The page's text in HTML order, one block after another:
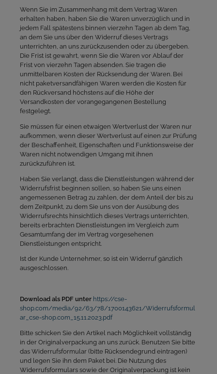
Wenn Sie im Zusammenhang mit dem Vertrag Waren
erhalten haben, haben Sie die Waren unverzüglich und in
jedem Fall spätestens binnen vierzehn Tagen ab dem Tag,
an dem Sie uns über den Widerruf dieses Vertrags
unterrichten, an uns zurückzusenden oder zu übergeben.
Die Frist ist gewahrt, wenn Sie die Waren vor Ablauf der
Frist von vierzehn Tagen absenden. Sie tragen die
unmittelbaren Kosten der Rücksendung der Waren. Bei
nicht paketversandfähigen Waren werden die Kosten für
den Rückversand höchstens auf die Höhe der
Versandkosten der vorangegangenen Bestellung
festgelegt.
Sie müssen für einen etwaigen Wertverlust der Waren nur
aufkommen, wenn dieser Wertverlust auf einen zur Prüfung
der Beschaffenheit, Eigenschaften und Funktionsweise der
Waren nicht notwendigen Umgang mit ihnen
zurückzuführen ist.
Haben Sie verlangt, dass die Dienstleistungen während der
Widerrufsfrist beginnen sollen, so haben Sie uns einen
angemessenen Betrag zu zahlen, der dem Anteil der bis zu
dem Zeitpunkt, zu dem Sie uns von der Ausübung des
Widerrufsrechts hinsichtlich dieses Vertrags unterrichten,
bereits erbrachten Dienstleistungen im Vergleich zum
Gesamtumfang der im Vertrag vorgesehenen
Dienstleistungen entspricht.
Ist der Kunde Unternehmer, so ist ein Widerruf gänzlich
ausgeschlossen.
Download als PDF unter https://cse-
shop.com/media/92/63/78/1700143621/Widerrufsformul
ar_cse-shop.com_15.11.2023.pdf
Bitte schicken Sie den Artikel nach Möglichkeit vollständig
in der Originalverpackung an uns zurück. Benutzen Sie bitte
das Widerrufsformular (bitte Rücksendegrund eintragen)
und legen Sie ihn dem Paket bei. Die Nutzung des
Widerrufsformulars sowie der Originalverpackung ist kein